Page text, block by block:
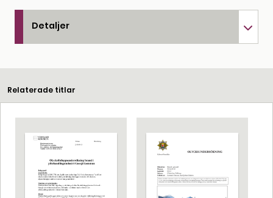
Detaljer
Relaterade titlar